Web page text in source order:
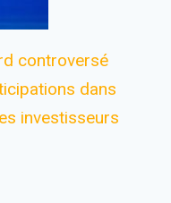
controversé
dans
investisseurs